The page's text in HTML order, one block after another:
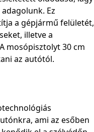
Ez
a gépjármű felületét,
illetve a
mosópisztolyt 30 cm
az autótól.
ami az esőben